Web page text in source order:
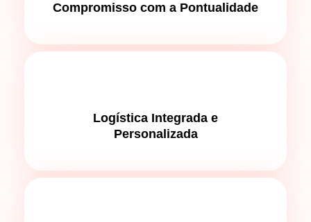
Compromisso com a Pontualidade
Logística Integrada e
Personalizada